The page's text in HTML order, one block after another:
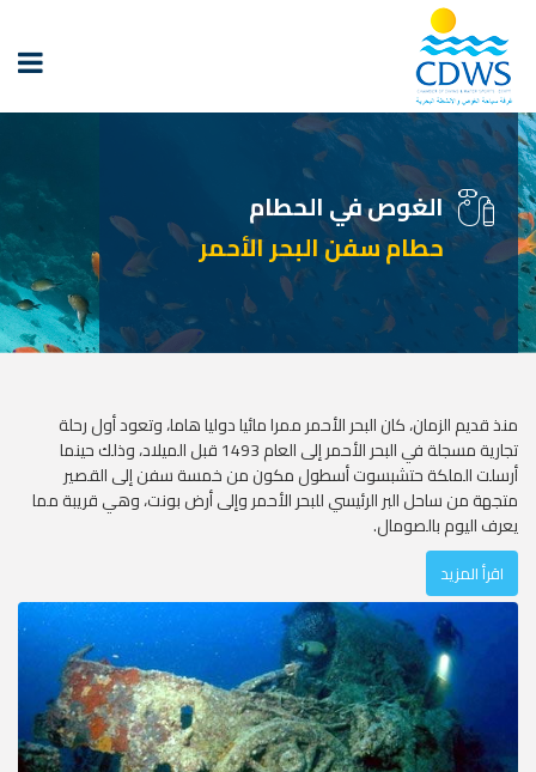
الغوص في الحطام
حطام سفن البحر الأحمر
منذ قديم الزمان، كان البحر الأحمر ممرا مائيا دوليا هاما، وتعود أول رحلة
تجارية مسجلة في البحر الأحمر إلى العام 1493 قبل الميلاد، وذلك حينما
أرسلت الملكة حتشبسوت أسطول مكون من خمسة سفن إلى القصير
متجهة من ساحل البر الرئيسي للبحر الأحمر وإلى أرض بونت، وهي قريبة مما
يعرف اليوم بالصومال.
اقرأ المزيد